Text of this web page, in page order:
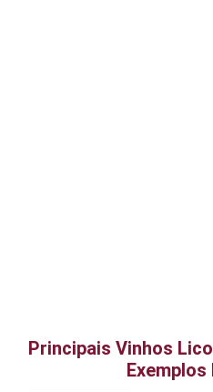
Principais Vinhos